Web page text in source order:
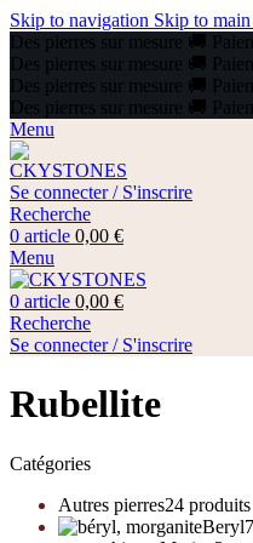
Skip to navigation Skip to
Des pierres sur mesure 🚚
Des pierres sur mesure 🚚
Des pierres sur mesure 🚚
Des pierres sur mesure 🚚
Menu
Se connecter / S'inscrire
Recherche
0 article 0,00 €
Menu
0 article 0,00 €
Recherche
Se connecter / S'inscrire
Rubellite
Catégories
Autres pierres24 produits
Beryl